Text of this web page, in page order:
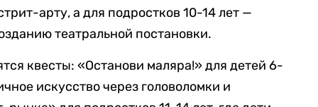
арту, а для подростков 10-14 лет —
театральной постановки.
квесты: «Останови маляра!» для детей 6-
искусство через головоломки и